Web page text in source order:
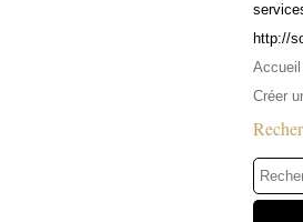
http://
Créer